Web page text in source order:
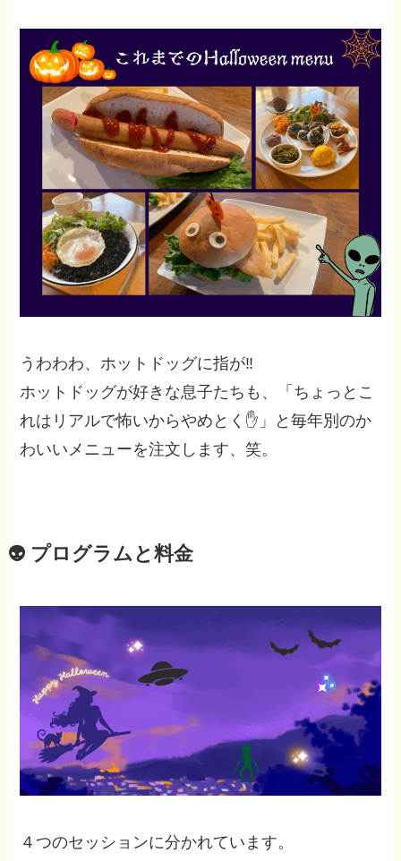
うわわわ、ホットドッグに指が‼️
ホットドッグが好きな息子たちも、「ちょっとこ
れはリアルで怖いからやめとく✋」と毎年別のか
わいいメニューを注文します、笑。
👽 プログラムと料金
４つのセッションに分かれています。